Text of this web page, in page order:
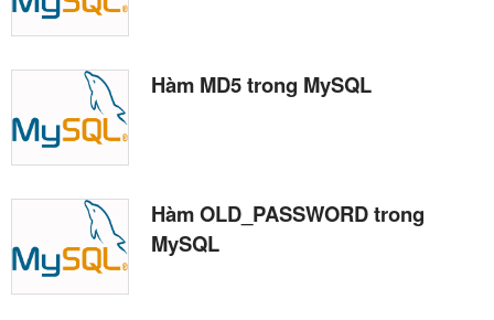
Hàm MD5 trong MySQL
Hàm OLD_PASSWORD trong
MySQL